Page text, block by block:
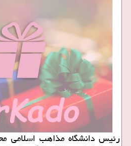
رئیس دانشگاه مذاهب اسلامی